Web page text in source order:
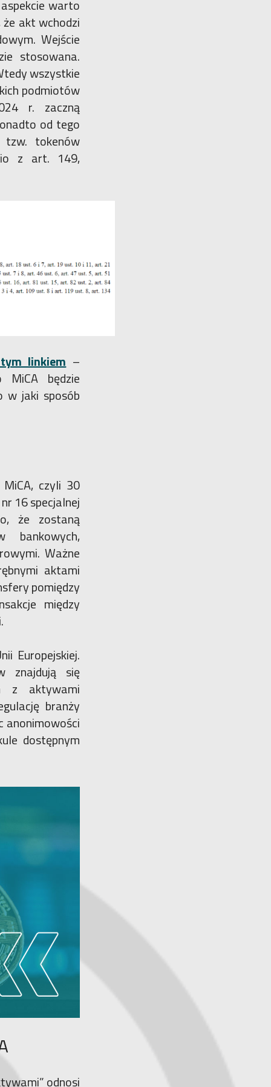
warto
akt wchodzi
Wejście
stosowana.
wszystkie
podmiotów
r. zaczną
od tego
tzw. tokenów
z art. 149,
linkiem –
MiCA będzie
w jaki sposób
czyli 30
16 specjalnej
że zostaną
bankowych,
Ważne
aktami
pomiędzy
między
Europejskiej.
znajdują się
z aktywami
branży
anonimowości
dostępnym
odnosi